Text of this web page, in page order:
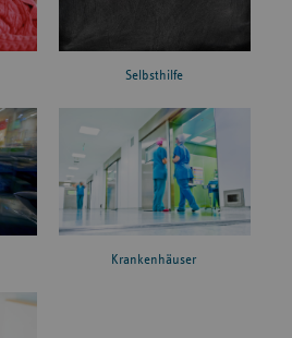
Selbsthilfe
Krankenhäuser